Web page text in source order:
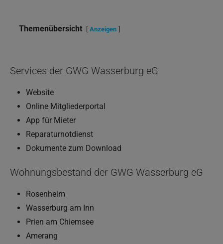
Themenübersicht Anzeigen
Services der GWG Wasserburg eG
Website
Online Mitgliederportal
App für Mieter
Reparaturnotdienst
Dokumente zum Download
Wohnungsbestand der GWG Wasserburg eG
Rosenheim
Wasserburg am Inn
Prien am Chiemsee
Amerang